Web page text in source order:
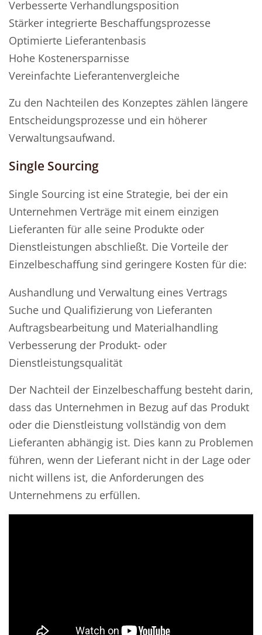
Verbesserte Verhandlungsposition
Stärker integrierte Beschaffungsprozesse
Optimierte Lieferantenbasis
Hohe Kostenersparnisse
Vereinfachte Lieferantenvergleiche
Zu den Nachteilen des Konzeptes zählen längere
Entscheidungsprozesse und ein höherer
Verwaltungsaufwand.
Single Sourcing
Single Sourcing ist eine Strategie, bei der ein
Unternehmen Verträge mit einem einzigen
Lieferanten für alle seine Produkte oder
Dienstleistungen abschließt. Die Vorteile der
Einzelbeschaffung sind geringere Kosten für die:
Aushandlung und Verwaltung eines Vertrags
Suche und Qualifizierung von Lieferanten
Auftragsbearbeitung und Materialhandling
Verbesserung der Produkt- oder
Dienstleistungsqualität
Der Nachteil der Einzelbeschaffung besteht darin,
dass das Unternehmen in Bezug auf das Produkt
oder die Dienstleistung vollständig von dem
Lieferanten abhängig ist. Dies kann zu Problemen
führen, wenn der Lieferant nicht in der Lage oder
nicht willens ist, die Anforderungen des
Unternehmens zu erfüllen.